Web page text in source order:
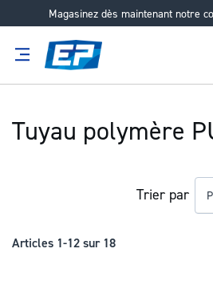
Magasinez dès maintenant notre
Aller
Tuyau polymère
Articles 1-12 sur 18
Trier par